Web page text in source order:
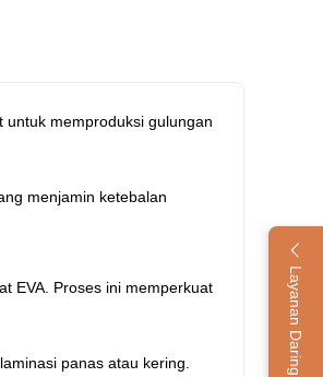
Layanan Daring
memproduksi gulungan
menjamin ketebalan
EVA. Proses ini memperkuat
panas atau kering.